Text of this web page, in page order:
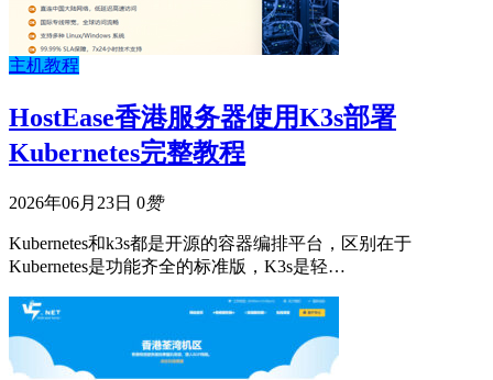
主机教程
HostEase香港服务器使用K3s部署
Kubernetes完整教程
2026年06月23日 0赞
Kubernetes和k3s都是开源的容器编排平台，区别在于
Kubernetes是功能齐全的标准版，K3s是轻…